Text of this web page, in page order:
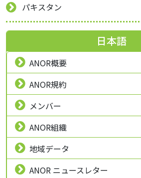
パキスタン
日本語
ANOR概要
ANOR規約
メンバー
ANOR組織
地域データ
ANOR ニュースレター